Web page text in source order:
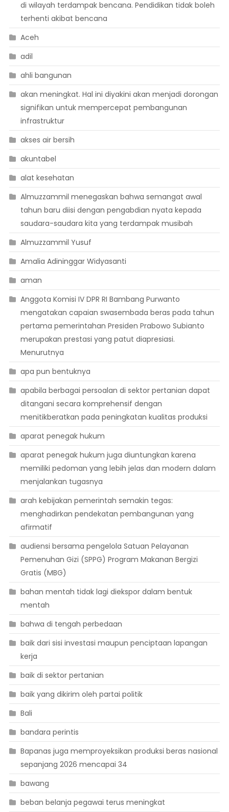
di wilayah terdampak bencana. Pendidikan tidak boleh
terhenti akibat bencana
Aceh
adil
ahli bangunan
akan meningkat. Hal ini diyakini akan menjadi dorongan
signifikan untuk mempercepat pembangunan
infrastruktur
akses air bersih
akuntabel
alat kesehatan
Almuzzammil menegaskan bahwa semangat awal
tahun baru diisi dengan pengabdian nyata kepada
saudara-saudara kita yang terdampak musibah
Almuzzammil Yusuf
Amalia Adininggar Widyasanti
aman
Anggota Komisi IV DPR RI Bambang Purwanto
mengatakan capaian swasembada beras pada tahun
pertama pemerintahan Presiden Prabowo Subianto
merupakan prestasi yang patut diapresiasi.
Menurutnya
apa pun bentuknya
apabila berbagai persoalan di sektor pertanian dapat
ditangani secara komprehensif dengan
menitikberatkan pada peningkatan kualitas produksi
aparat penegak hukum
aparat penegak hukum juga diuntungkan karena
memiliki pedoman yang lebih jelas dan modern dalam
menjalankan tugasnya
arah kebijakan pemerintah semakin tegas:
menghadirkan pendekatan pembangunan yang
afirmatif
audiensi bersama pengelola Satuan Pelayanan
Pemenuhan Gizi (SPPG) Program Makanan Bergizi
Gratis (MBG)
bahan mentah tidak lagi diekspor dalam bentuk
mentah
bahwa di tengah perbedaan
baik dari sisi investasi maupun penciptaan lapangan
kerja
baik di sektor pertanian
baik yang dikirim oleh partai politik
Bali
bandara perintis
Bapanas juga memproyeksikan produksi beras nasional
sepanjang 2026 mencapai 34
bawang
beban belanja pegawai terus meningkat